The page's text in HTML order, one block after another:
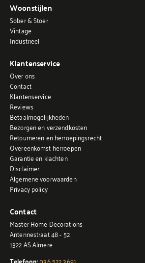
Woonstijlen
Sober & Stoer
Vintage
Industrieel
Klantenservice
Over ons
Contact
Klantenservice
Reviews
Betaalmogelijkheden
Bezorgen en verzendkosten
Retourneren en herroepingsrecht
Overeenkomst herroepen
Garantie en klachten
Disclaimer
Algemene voorwaarden
Privacy policy
Contact
Master Home Decorations
Antennestraat 48 - 52
1322 AS Almere